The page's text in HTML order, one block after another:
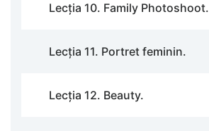
Lecția 10. Family Photoshoot.
Lecția 11. Portret feminin.
Lecția 12. Beauty.